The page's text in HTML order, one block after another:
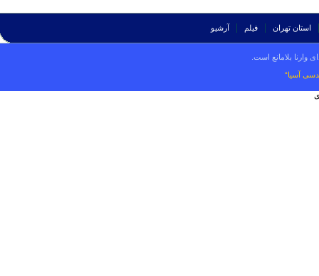
استان تهران فیلم آرشیو
وارنا بلامانع است.
آسیا“